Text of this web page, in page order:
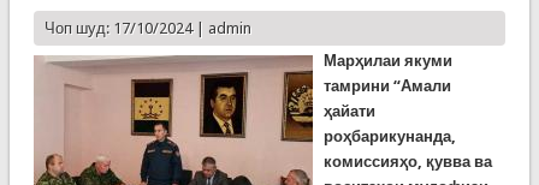
Чоп шуд: 17/10/2024 | admin
Марҳилаи якуми
тамрини “Амали
ҳайати
роҳбарикунанда,
комиссияҳо, қувва ва